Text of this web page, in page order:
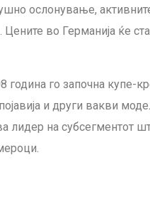
ослонување,
во Германија ќе
година го започна купе-
и други вакви
лидер на субсегментот